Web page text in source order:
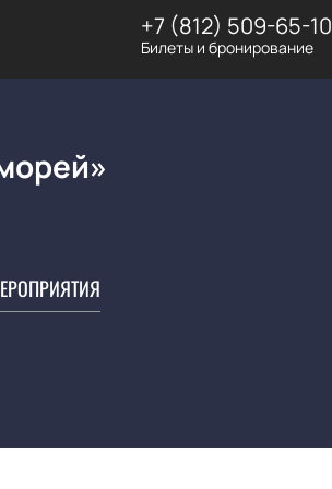
+7 (812) 509-65-10
Билеты и бронирование